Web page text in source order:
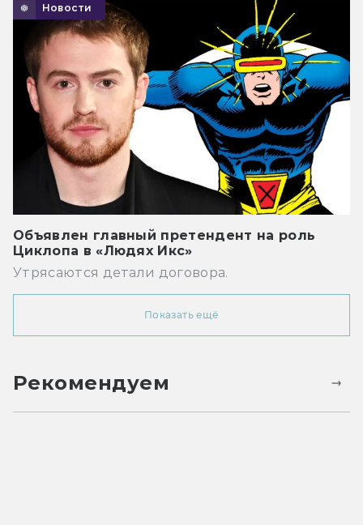
Новости
Объявлен главный претендент на роль
Циклопа в «Людях Икс»
Утрясаются детали договора.
Показать ещё
Рекомендуем